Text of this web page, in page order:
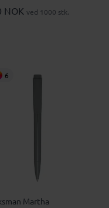
NOK ved 1000 stk.
6
Martha